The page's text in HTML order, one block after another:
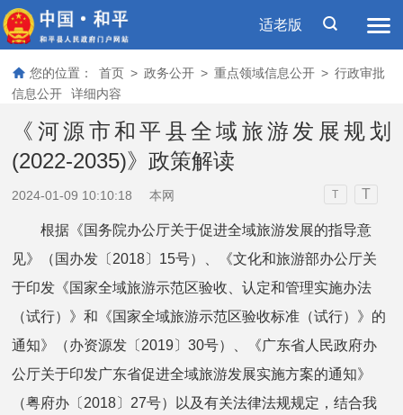
适老版
您的位置： 首页 > 政务公开 > 重点领域信息公开 > 行政审批
信息公开
详细内容
《河源市和平县全域旅游发展规划
(2022-2035)》政策解读
2024-01-09 10:10:18 本网 T T
根据《国务院办公厅关于促进全域旅游发展的指导意
见》（国办发〔2018〕15号）、《文化和旅游部办公厅关
于印发《国家全域旅游示范区验收、认定和管理实施办法
（试行）》和《国家全域旅游示范区验收标准（试行）》的
通知》（办资源发〔2019〕30号）、《广东省人民政府办
公厅关于印发广东省促进全域旅游发展实施方案的通知》
（粤府办〔2018〕27号）以及有关法律法规规定，结合我